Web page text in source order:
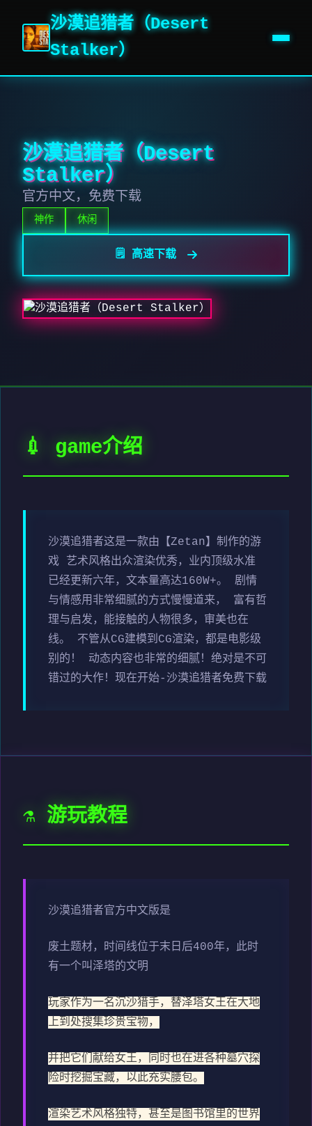
沙漠追猎者（Desert
Stalker）
沙漠追猎者（Desert
Stalker）
官方中文，免费下载
神作 休闲
🗒️ 高速下载
💉 game介绍
沙漠追猎者这是一款由【Zetan】制作的游
戏 艺术风格出众渲染优秀，业内顶级水准
已经更新六年，文本量高达160W+。 剧情
与情感用非常细腻的方式慢慢道来， 富有哲
理与启发，能接触的人物很多，审美也在
线。 不管从CG建模到CG渲染，都是电影级
别的！ 动态内容也非常的细腻！绝对是不可
错过的大作！现在开始-沙漠追猎者免费下载
⚗️ 游玩教程
沙漠追猎者官方中文版是
废土题材，时间线位于末日后400年，此时
有一个叫泽塔的文明
玩家作为一名沉沙猎手，替泽塔女王在大地
上到处搜集珍贵宝物，
并把它们献给女王，同时也在进各种墓穴探
险时挖掘宝藏，以此充实腰包。
渲染艺术风格独特，甚至是图书馆里的世界